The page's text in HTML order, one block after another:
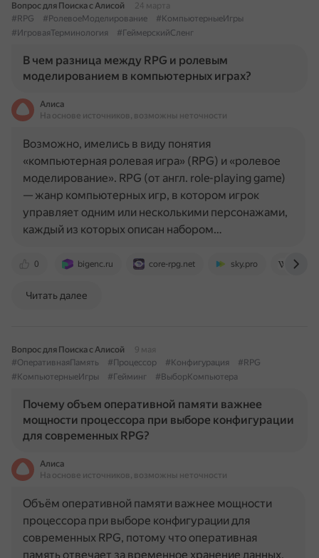
Вопрос для Поиска с Алисой
24 марта
#RPG
#РолевоеМоделирование
#КомпьютерныеИгры
#ИгроваяТерминология
#ГеймерскийСленг
В чем разница между RPG и ролевым
моделированием в компьютерных играх?
Алиса
На основе источников, возможны неточности
0 bigenc.ru core-rpg.net sky.pro
Возможно, имелись в виду понятия
«компьютерная ролевая игра» (RPG) и «ролевое
моделирование». RPG (от англ. role-playing game)
— жанр компьютерных игр, в котором игрок
управляет одним или несколькими персонажами,
каждый из которых описан набором…
Читать далее
Вопрос для Поиска с Алисой
9 мая
#ОперативнаяПамять
#Процессор #Конфигурация
#RPG
#КомпьютерныеИгры
#Гейминг #ВыборКомпьютера
Почему объем оперативной памяти важнее
мощности процессора при выборе конфигурации
для современных RPG?
Алиса
На основе источников, возможны неточности
Объём оперативной памяти важнее мощности
процессора при выборе конфигурации для
современных RPG, потому что оперативная
память отвечает за временное хранение данных,